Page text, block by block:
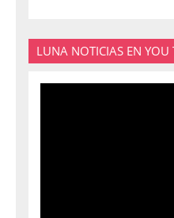
LUNA NOTICIAS EN YOU